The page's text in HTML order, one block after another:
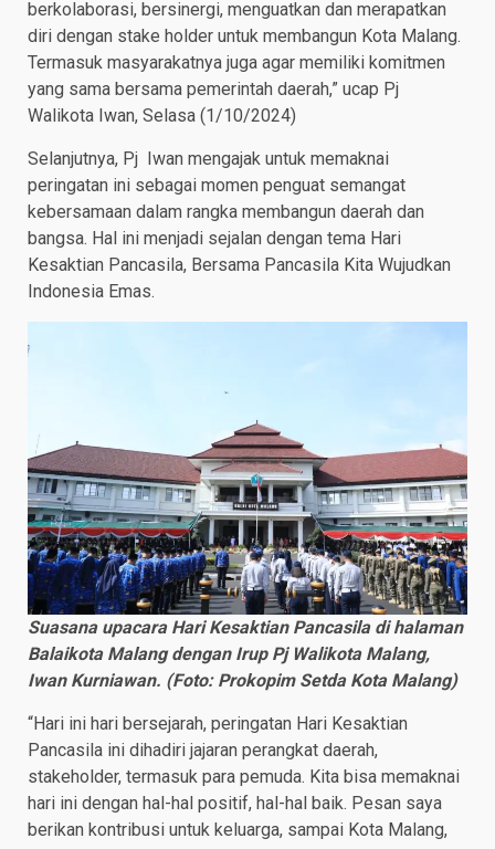
berkolaborasi, bersinergi, menguatkan dan merapatkan
diri dengan stake holder untuk membangun Kota Malang.
Termasuk masyarakatnya juga agar memiliki komitmen
yang sama bersama pemerintah daerah,” ucap Pj
Walikota Iwan, Selasa (1/10/2024)
Selanjutnya, Pj Iwan mengajak untuk memaknai
peringatan ini sebagai momen penguat semangat
kebersamaan dalam rangka membangun daerah dan
bangsa. Hal ini menjadi sejalan dengan tema Hari
Kesaktian Pancasila, Bersama Pancasila Kita Wujudkan
Indonesia Emas.
Suasana upacara Hari Kesaktian Pancasila di halaman
Balaikota Malang dengan Irup Pj Walikota Malang,
Iwan Kurniawan. (Foto: Prokopim Setda Kota Malang)
“Hari ini hari bersejarah, peringatan Hari Kesaktian
Pancasila ini dihadiri jajaran perangkat daerah,
stakeholder, termasuk para pemuda. Kita bisa memaknai
hari ini dengan hal-hal positif, hal-hal baik. Pesan saya
berikan kontribusi untuk keluarga, sampai Kota Malang,